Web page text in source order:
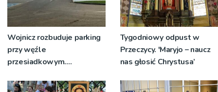
Wojnicz rozbuduje parking
przy węźle
przesiadkowym.
miejsc
Tygodniowy odpust w
Przeczycy. 'Maryjo – naucz
nas głosić Chrystusa’